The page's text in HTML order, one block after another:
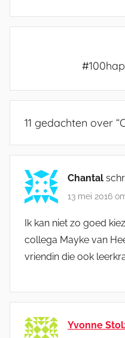
11 gedachten over “
Chantal
13 mei 2016
Ik kan niet zo goed
collega Mayke van
vriendin die ook
Yvonne